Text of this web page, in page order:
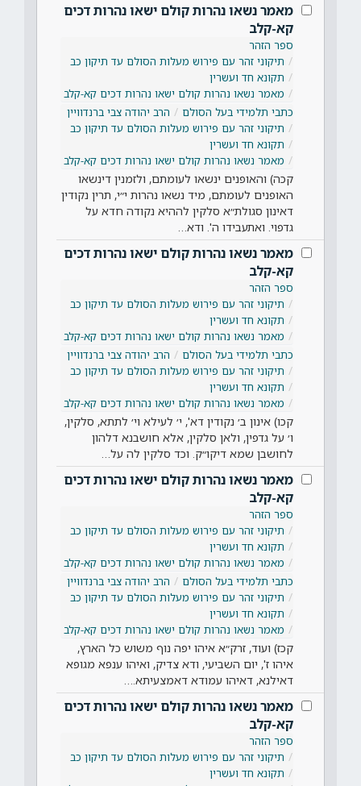
מאמר נשאו נהרות קולם ישאו נהרות דכים
קא-קלב
ספר הזהר
תיקוני זהר עם פירוש מעלות הסולם עד תיקון כב
תקונא חד ועשרין
מאמר נשאו נהרות קולם ישאו נהרות דכים קא-קלב
כתבי תלמידי בעל הסולם
הרב יהודה צבי ברנדוויין
תיקוני זהר עם פירוש מעלות הסולם עד תיקון כב
תקונא חד ועשרין
מאמר נשאו נהרות קולם ישאו נהרות דכים קא-קלב
קכה) והאופנים ינשאו לעומתם, ולזמנין דינשאו
האופנים לעומתם, מיד נשאו נהרות י״י, תרין נקודין
דאינון סגולת״א סלקין לההיא נקודה חדא על
גדפוי. ואתעבידו ה'. ודא…
מאמר נשאו נהרות קולם ישאו נהרות דכים
קא-קלב
ספר הזהר
תיקוני זהר עם פירוש מעלות הסולם עד תיקון כב
תקונא חד ועשרין
מאמר נשאו נהרות קולם ישאו נהרות דכים קא-קלב
כתבי תלמידי בעל הסולם
הרב יהודה צבי ברנדוויין
תיקוני זהר עם פירוש מעלות הסולם עד תיקון כב
תקונא חד ועשרין
מאמר נשאו נהרות קולם ישאו נהרות דכים קא-קלב
קכו) אינון ב׳ נקודין דא', י׳ לעילא וי׳ לתתא, סלקין,
ו׳ על גדפין, ולאן סלקין, אלא חושבנא דלהון
לחושבן שמא דיקו״ק. וכד סלקין לה על…
מאמר נשאו נהרות קולם ישאו נהרות דכים
קא-קלב
ספר הזהר
תיקוני זהר עם פירוש מעלות הסולם עד תיקון כב
תקונא חד ועשרין
מאמר נשאו נהרות קולם ישאו נהרות דכים קא-קלב
כתבי תלמידי בעל הסולם
הרב יהודה צבי ברנדוויין
תיקוני זהר עם פירוש מעלות הסולם עד תיקון כב
תקונא חד ועשרין
מאמר נשאו נהרות קולם ישאו נהרות דכים קא-קלב
קכז) ועוד, זרק״א איהו יפה נוף משוש כל הארץ,
איהו ז', יום השביעי, ודא צדיק, ואיהו ענפא מגופא
דאילנא, דאיהו עמודא דאמצעיתא.…
מאמר נשאו נהרות קולם ישאו נהרות דכים
קא-קלב
ספר הזהר
תיקוני זהר עם פירוש מעלות הסולם עד תיקון כב
תקונא חד ועשרין